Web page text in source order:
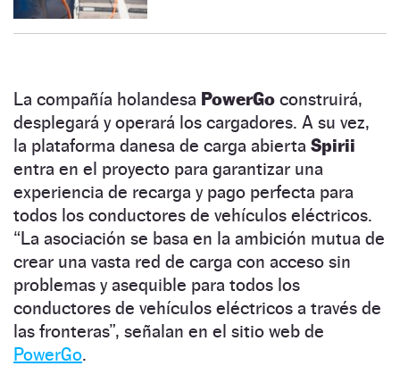
La compañía holandesa PowerGo construirá,
desplegará y operará los cargadores. A su vez,
la plataforma danesa de carga abierta Spirii
entra en el proyecto para garantizar una
experiencia de recarga y pago perfecta para
todos los conductores de vehículos eléctricos.
“La asociación se basa en la ambición mutua de
crear una vasta red de carga con acceso sin
problemas y asequible para todos los
conductores de vehículos eléctricos a través de
las fronteras”, señalan en el sitio web de
PowerGo.